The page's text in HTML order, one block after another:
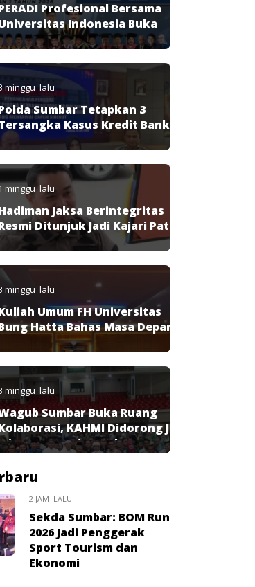
Profesional Bersama
Indonesia Buka
PKPA
minggu lalu
Sumbar Tetapkan 3
Kasus Kredit Bank
minggu lalu
Jaksa Berintegritas
Ditunjuk Jadi Kajari Pati
minggu lalu
Umum FH Universitas
Hatta Bahas Masa Depan
Hukum Pidana KUHP Nasional
minggu lalu
Sumbar Buka Ruang
KAHMI Didorong Jadi
Mitra Strategis Pembangunan
2 JAM LALU
Sekda Sumbar: BOM Run
2026 Jadi Penggerak
Sport Tourism dan
Ekonomi